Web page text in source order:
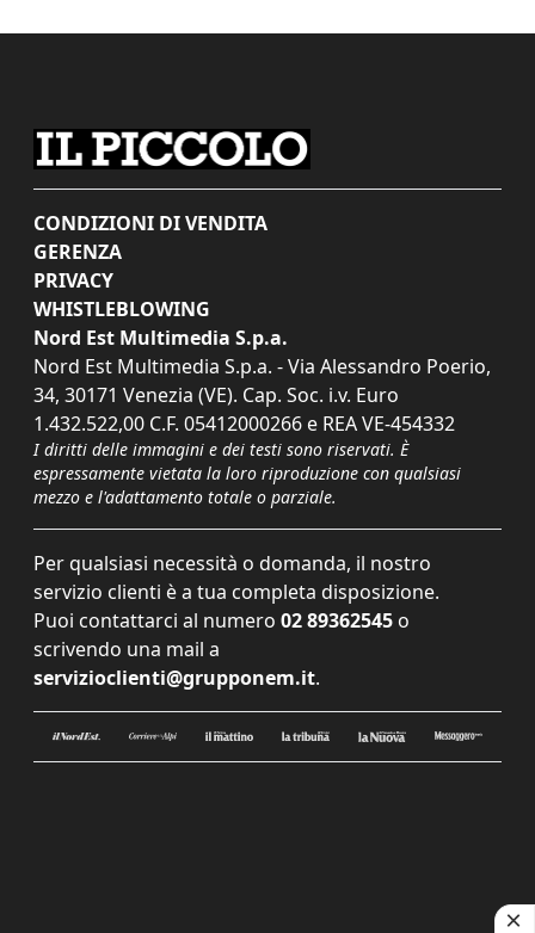
CONDIZIONI DI VENDITA
GERENZA
PRIVACY
WHISTLEBLOWING
Nord Est Multimedia S.p.a.
Nord Est Multimedia S.p.a. - Via Alessandro Poerio,
34, 30171 Venezia (VE). Cap. Soc. i.v. Euro
1.432.522,00 C.F. 05412000266 e REA VE-454332
I diritti delle immagini e dei testi sono riservati. È
espressamente vietata la loro riproduzione con qualsiasi
mezzo e l'adattamento totale o parziale.
Per qualsiasi necessità o domanda, il nostro
servizio clienti è a tua completa disposizione.
Puoi contattarci al numero 02 89362545 o
scrivendo una mail a
servizioclienti@grupponem.it.